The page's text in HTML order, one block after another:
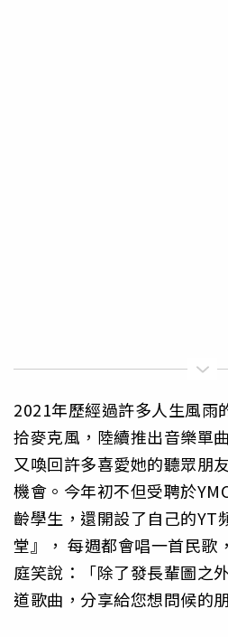
2021年歷經過許多人生風雨
拾麥克風，陸續推出音樂單
又喚回許多喜愛她的聽眾朋
機會。今年初不但受聘於
齡學生，還開設了自己的YT
堂』， 每週都會唱一首民歌
庭笑說：「除了發長輩圖之
道歌曲，分享給您想問候的